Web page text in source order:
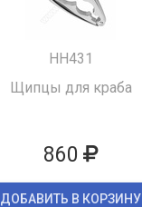
HH431
Щипцы для краба
860
ДОБАВИТЬ В КОРЗИНУ